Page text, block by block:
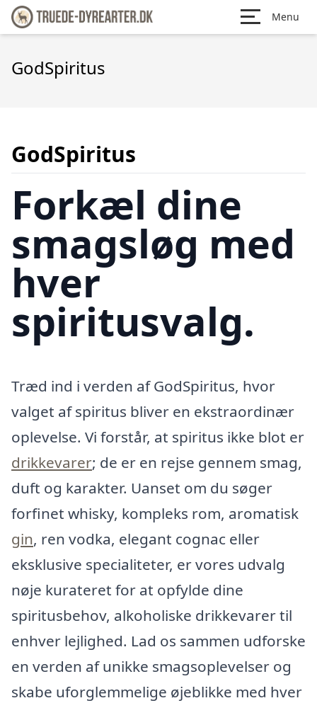
Menu
GodSpiritus
GodSpiritus
Forkæl dine
smagsløg med
hver
spiritusvalg.
Træd ind i verden af GodSpiritus, hvor
valget af spiritus bliver en ekstraordinær
oplevelse. Vi forstår, at spiritus ikke blot er
drikkevarer; de er en rejse gennem smag,
duft og karakter. Uanset om du søger
forfinet whisky, kompleks rom, aromatisk
gin, ren vodka, elegant cognac eller
eksklusive specialiteter, er vores udvalg
nøje kurateret for at opfylde dine
spiritusbehov, alkoholiske drikkevarer til
enhver lejlighed. Lad os sammen udforske
en verden af unikke smagsoplevelser og
skabe uforglemmelige øjeblikke med hver